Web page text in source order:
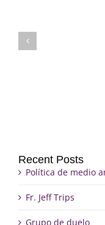
Recent Posts
Política de medio
Fr. Jeff Trips
Grupo de duelo